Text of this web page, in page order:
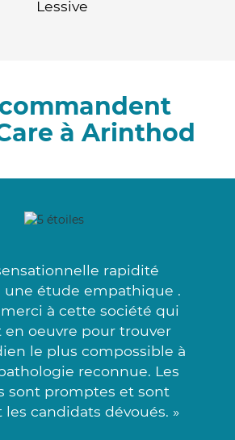
Lessive
à Arinthod
rapidité
une étude empathique .
à cette société qui
oeuvre pour trouver
le plus compossible à
reconnue. Les
sont promptes et sont
les candidats dévoués. »